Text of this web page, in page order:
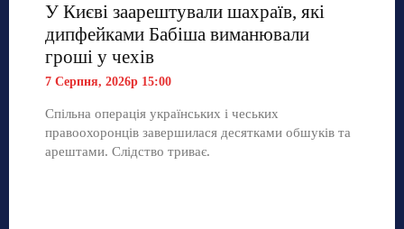
У Києві заарештували шахраїв, які
дипфейками Бабіша виманювали
гроші у чехів
7 Серпня, 2026р 15:00
Спільна операція українських і чеських
правоохоронців завершилася десятками обшуків та
арештами. Слідство триває.